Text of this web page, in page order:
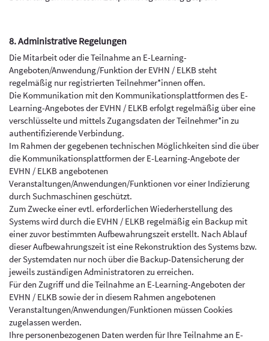
8. Administrative Regelungen
Die Mitarbeit oder die Teilnahme an E-Learning-
Angeboten/Anwendung/Funktion der EVHN / ELKB steht
regelmäßig nur registrierten Teilnehmer*innen offen.
Die Kommunikation mit den Kommunikationsplattformen des E-
Learning-Angebotes der EVHN / ELKB erfolgt regelmäßig über eine
verschlüsselte und mittels Zugangsdaten der Teilnehmer*in zu
authentifizierende Verbindung.
Im Rahmen der gegebenen technischen Möglichkeiten sind die über
die Kommunikationsplattformen der E-Learning-Angebote der
EVHN / ELKB angebotenen
Veranstaltungen/Anwendungen/Funktionen vor einer Indizierung
durch Suchmaschinen geschützt.
Zum Zwecke einer evtl. erforderlichen Wiederherstellung des
Systems wird durch die EVHN / ELKB regelmäßig ein Backup mit
einer zuvor bestimmten Aufbewahrungszeit erstellt. Nach Ablauf
dieser Aufbewahrungszeit ist eine Rekonstruktion des Systems bzw.
der Systemdaten nur noch über die Backup-Datensicherung der
jeweils zuständigen Administratoren zu erreichen.
Für den Zugriff und die Teilnahme an E-Learning-Angeboten der
EVHN / ELKB sowie der in diesem Rahmen angebotenen
Veranstaltungen/Anwendungen/Funktionen müssen Cookies
zugelassen werden.
Ihre personenbezogenen Daten werden für Ihre Teilnahme an E-